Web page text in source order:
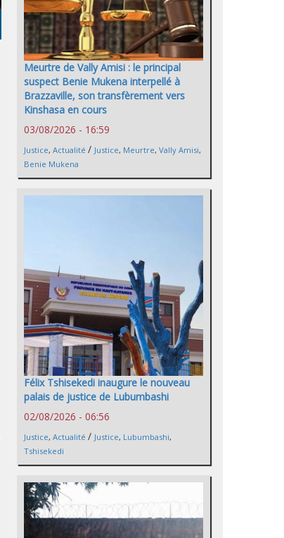
Meurtre de Vally Amisi : le principal
suspect Benie Mukena interpellé à
Brazzaville, son transfèrement vers
Kinshasa en cours
03/08/2026 - 16:59
Justice, Actualité / Justice, Meurtre, Vally Amisi,
Benie Mukena
Félix Tshisekedi inaugure le nouveau
palais de justice de Lubumbashi
02/08/2026 - 06:56
Justice, Actualité / Justice, Lubumbashi,
Tshisekedi